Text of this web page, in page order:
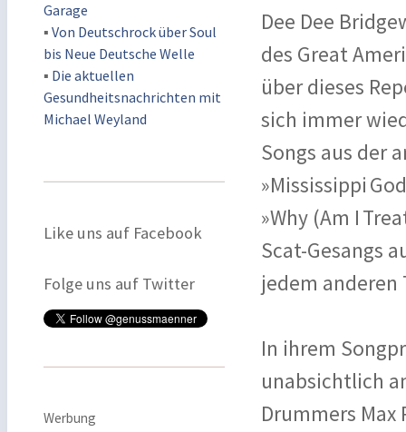
Garage
▪ Von Deutschrock über Soul
bis Neue Deutsche Welle
▪ Die aktuellen
Gesundheitsnachrichten mit
Michael Weyland
Like uns auf Facebook
Folge uns auf Twitter
Werbung
Dee Dee
des Great
über dieses
sich immer
Songs aus der
»Mississippi
»Why (Am I
Scat-Gesangs
jedem
In ihrem
unabsichtlich
Drummers Max